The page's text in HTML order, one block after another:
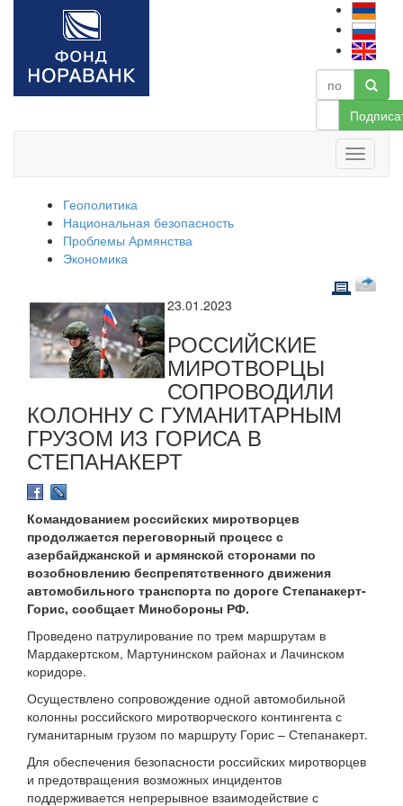
Геополитика
Национальная безопасность
Проблемы Армянства
Экономика
23.01.2023
РОССИЙСКИЕ
МИРОТВОРЦЫ
СОПРОВОДИЛИ
КОЛОННУ С ГУМАНИТАРНЫМ
ГРУЗОМ ИЗ ГОРИСА В
СТЕПАНАКЕРТ
Командованием российских миротворцев
продолжается переговорный процесс с
азербайджанской и армянской сторонами по
возобновлению беспрепятственного движения
автомобильного транспорта по дороге Степанакерт-
Горис, сообщает Минобороны РФ.
Проведено патрулирование по трем маршрутам в
Мардакертском, Мартунинском районах и Лачинском
коридоре.
Осуществлено сопровождение одной автомобильной
колонны российского миротворческого контингента с
гуманитарным грузом по маршруту Горис – Степанакерт.
Для обеспечения безопасности российских миротворцев
и предотвращения возможных инцидентов
поддерживается непрерывное взаимодействие с